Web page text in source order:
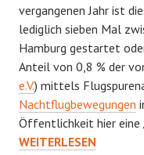
vergangenen Jahr ist
lediglich sieben Mal
Hamburg gestartet
Anteil von 0,8 % der
e.V.) mittels
Nachtflugbewegungen
Öffentlichkeit hier eine „
WEITERLESEN